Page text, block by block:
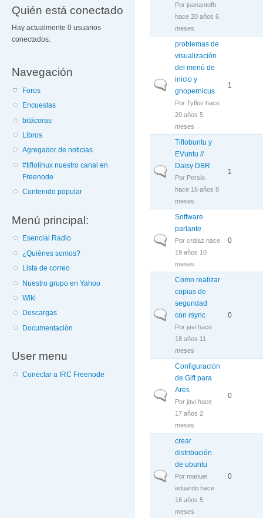
Quién está conectado
Hay actualmente 0 usuarios
conectados.
Navegación
Foros
Encuestas
bitácoras
Libros
Agregador de noticias
#tiflolinux nuestro canal en
Freenode
Contenido popular
Menú principal:
Esencial Radio
¿Quiénes somos?
Lista de correo
Nuestro grupo en Yahoo
Wiki
Descargas
Documentación
User menu
Conectar a IRC Freenode
Porjuanantofb
hace 20 años 6
meses
Discusión normal
problemas de
visualización
del menú de
inicio y
gnopernicus
PorTyflos hace
20 años 5
meses
1
Discusión normal
Tiflobuntu y
EVuntu //
Daisy DBR
Por Persio
hace 16 años 8
meses
1
Discusión normal
Software
parlante
Porcrdiaz hace
19 años 10
meses
0
Discusión normal
Como realizar
copias de
seguridad
con rsync
Porjavi hace
18 años 11
meses
0
Discusión normal
Configuración
de Gift para
Ares
Porjavi hace
17 años 2
meses
0
Discusión normal
crear
distribución
de ubuntu
Pormanuel
eduardo hace
16 años 5
meses
0